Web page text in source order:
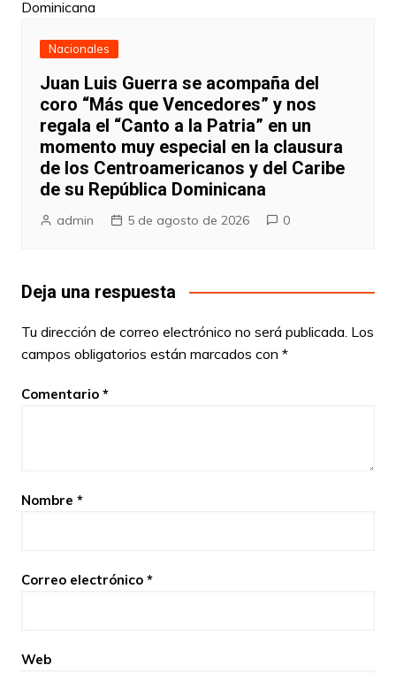
Nacionales
Juan Luis Guerra se acompaña del
coro “Más que Vencedores” y nos
regala el “Canto a la Patria” en un
momento muy especial en la clausura
de los Centroamericanos y del Caribe
de su República Dominicana
admin 5 de agosto de 2026 0
Deja una respuesta
Tu dirección de correo electrónico no será publicada. Los
campos obligatorios están marcados con *
Comentario *
Nombre *
Correo electrónico *
Web